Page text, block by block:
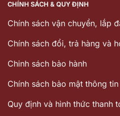
CHÍNH SÁCH & QUY ĐỊNH
Chính sách vận chuyển, lắp
Chính sách đổi, trả hàng và
Chinh sách bảo hành
Chính sách bảo mật thông tin
Quy định và hình thức thanh